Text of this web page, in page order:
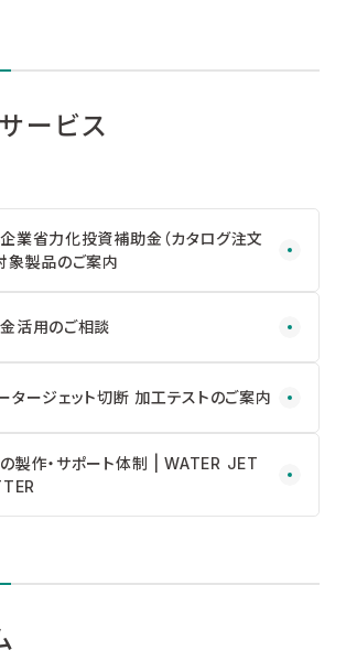
ービス
業省力化投資補助金（カタログ注文
象製品のご案内
活用のご相談
タージェット切断 加工テストのご案内
製作・サポート体制 | WATER JET